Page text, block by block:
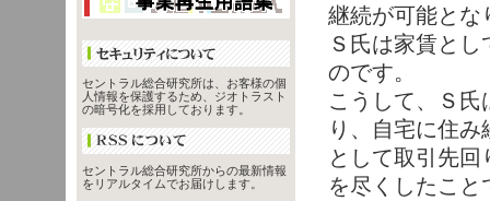
継続が可能とな
Ｓ氏は家賃と
のです。
こうして、Ｓ
り、自宅に住
として取引先
を尽くしたこ
セントラル総合研究所は、お客様の個
人情報を保護するため、ジオトラスト
の暗号化を採用しております。
セントラル総合研究所からの最新情報
をリアルタイムでお届けします。